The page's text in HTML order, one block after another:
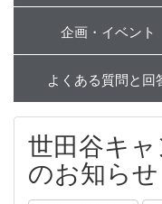
企画・イベント
よくある質問と回
世田谷キ
のお知らせ